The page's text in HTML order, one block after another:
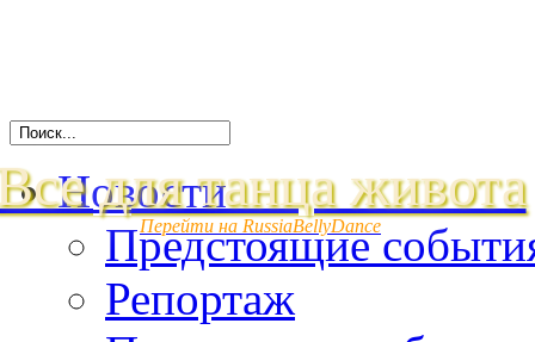
для танца живота
Перейти на RussiaBellyDance
Новости
Предстоящие
Репортаж